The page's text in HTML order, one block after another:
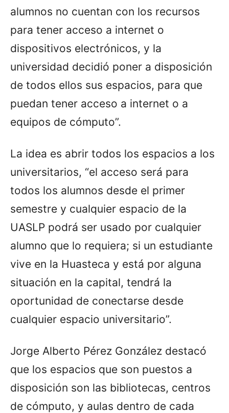
alumnos no cuentan con los recursos
para tener acceso a internet o
dispositivos electrónicos, y la
universidad decidió poner a disposición
de todos ellos sus espacios, para que
puedan tener acceso a internet o a
equipos de cómputo”.
La idea es abrir todos los espacios a los
universitarios, “el acceso será para
todos los alumnos desde el primer
semestre y cualquier espacio de la
UASLP podrá ser usado por cualquier
alumno que lo requiera; si un estudiante
vive en la Huasteca y está por alguna
situación en la capital, tendrá la
oportunidad de conectarse desde
cualquier espacio universitario”.
Jorge Alberto Pérez González destacó
que los espacios que son puestos a
disposición son las bibliotecas, centros
de cómputo, y aulas dentro de cada